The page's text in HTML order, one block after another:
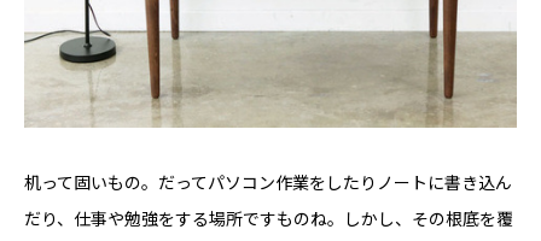
机って固いもの。だってパソコン作業をしたりノートに書き込ん
だり、仕事や勉強をする場所ですものね。しかし、その根底を覆